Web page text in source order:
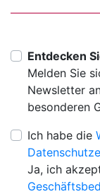
Entdecken
Melden Sie
Newsletter
besonderen
Ich habe die
Ja, ich